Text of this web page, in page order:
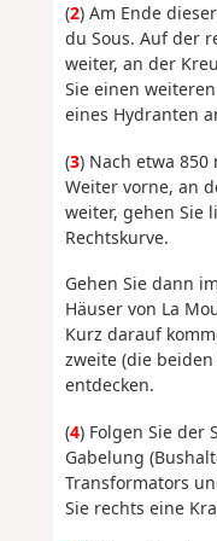
(2) Am Ende
du Sous. Auf der
weiter, an der
Sie einen
eines Hydranten
(3) Nach etwa
Weiter vorne, an
weiter, gehen Sie
Rechtskurve.
Gehen Sie dann
Häuser von La
Kurz darauf
zweite (die
entdecken.
(4) Folgen Sie der
Gabelung
Transformators
Sie rechts eine